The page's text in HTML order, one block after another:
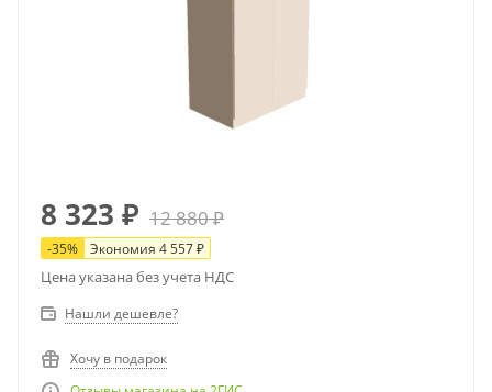
8 323 ₽ 12 880₽
-35% Экономия 4 557₽
Цена указана без учета НДС
Нашли дешевле?
Хочу в подарок